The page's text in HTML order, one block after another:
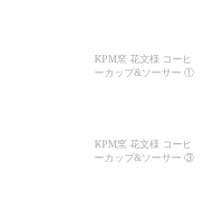
KPM窯 花文様 コーヒ
ーカップ&ソーサー ①
KPM窯 花文様 コーヒ
ーカップ&ソーサー ③